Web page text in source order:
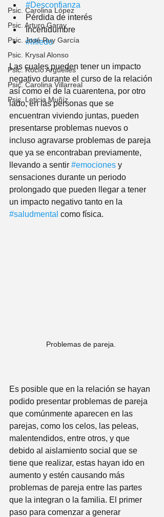
Psic. Carolina López
Psic. Arturo Garay
Psic. José Ruy García
Psic. Krysal Alonso
Psic. Rocío Argüelles
Psic. Carolina Villarreal
Psic. Leticia Muñíz
#Desconfianza
Pérdida de interés
Incertidumbre
#Miedo
Las cuales pueden tener un impacto
negativo durante el curso de la relación
así como el de la cuarentena, por otro
lado, en las personas que se
encuentran viviendo juntas, pueden
presentarse problemas nuevos o
incluso agravarse problemas de pareja
que ya se encontraban previamente,
llevando a sentir #emociones y
sensaciones durante un periodo
prolongado que pueden llegar a tener
un impacto negativo tanto en la
#saludmental como física.
Problemas de pareja.
Es posible que en la relación se hayan
podido presentar problemas de pareja
que comúnmente aparecen en las
parejas, como los celos, las peleas,
malentendidos, entre otros, y que
debido al aislamiento social que se
tiene que realizar, estas hayan ido en
aumento y estén causando más
problemas de pareja entre las partes
que la integran o la familia. El primer
paso para comenzar a generar